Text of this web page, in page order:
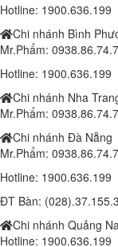
Hotline: 1900.636.199
Chi nhánh Bình
Mr.Phẩm:
Hotline: 1900.636.199
Chi nhánh Nha
Mr.Phẩm:
Chi nhánh Đà Nẵng
Mr.Phẩm:
Hotline: 1900.636.199
ĐT Bàn:
Chi nhánh Quảng
Hotline: 1900.636.199
Lắp đặt trọn bộ 1
Liên hệ
Camera IP IMOU WIFI
1.000.000 đ900,000 đ
Laptop Dell Latitude
họa HD Intel® 4600
10,190,000 đ
Laptop Dell Latitude
SSD128G- 16.5'
8.100.000 đ6,400,000
Laptop Dell Latitude